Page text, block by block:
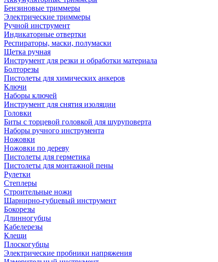
Бензиновые триммеры
Электрические триммеры
Ручной инструмент
Индикаторные отвертки
Респираторы, маски, полумаски
Щетка ручная
Инструмент для резки и обработки материала
Болторезы
Пистолеты для химических анкеров
Ключи
Наборы ключей
Инструмент для снятия изоляции
Головки
Биты с торцевой головкой для шуруповерта
Наборы ручного инструмента
Ножовки
Ножовки по дереву
Пистолеты для герметика
Пистолеты для монтажной пены
Рулетки
Степлеры
Строительные ножи
Шарнирно-губцевый инструмент
Бокорезы
Длинногубцы
Кабелерезы
Клещи
Плоскогубцы
Электрические пробники напряжения